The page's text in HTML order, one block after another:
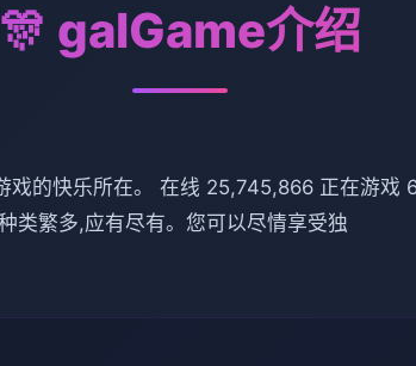
🎊 galGame介绍
的快乐所在。 在线 25,745,866 正在游戏
类繁多,应有尽有。您可以尽情享受独